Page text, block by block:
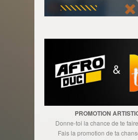
PROMOTION
Donne-toi la chance de te
Fais la promotion de ta